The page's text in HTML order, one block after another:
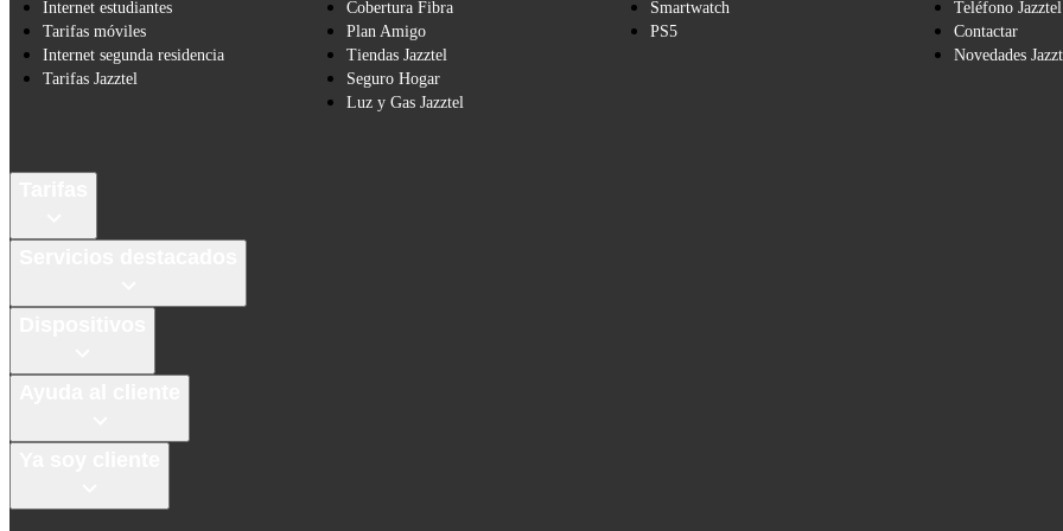
Internet estudiantes
Tarifas móviles
Internet segunda residencia
Tarifas Jazztel
Cobertura Fibra
Plan Amigo
Tiendas Jazztel
Seguro Hogar
Luz y Gas Jazztel
Smartwatch
PS5
Teléfono Jazztel
Contactar
Novedades